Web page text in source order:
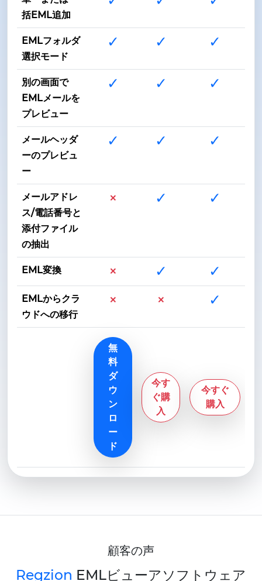
括EML追加
EMLフォルダ
選択モード
✓ ✓ ✓
別の画面で
EMLメールを
プレビュー
✓ ✓ ✓
メールヘッダ
ーのプレビュ
ー
✓ ✓ ✓
メールアドレ
ス/電話番号と
添付ファイル
の抽出
× ✓ ✓
EML変換 × ✓ ✓
EMLからクラ
ウドへの移行
× × ✓
無
料
ダ
ウ
ン
ロ
ー
ド
今す
ぐ購
入
今すぐ
購入
顧客の声
Regzion EMLビューアソフトウェア